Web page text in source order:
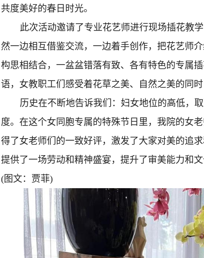
共度美好的春日时光。
此次活动邀请了专业花艺师进行现场插花教
然一边相互借鉴交流，一边着手创作，把花艺师
构思相结合，一盆盆错落有致、各有特色的专属
语，女教职工们感受着花草之美、自然之美的同
历史在不断地告诉我们：妇女地位的高低，
度。在这个女同胞专属的特殊节日里，我院的女
得了女老师们的一致好评，激发了大家对美的追
提供了一场劳动和精神盛宴，提升了审美能力和
(图文：贾菲)